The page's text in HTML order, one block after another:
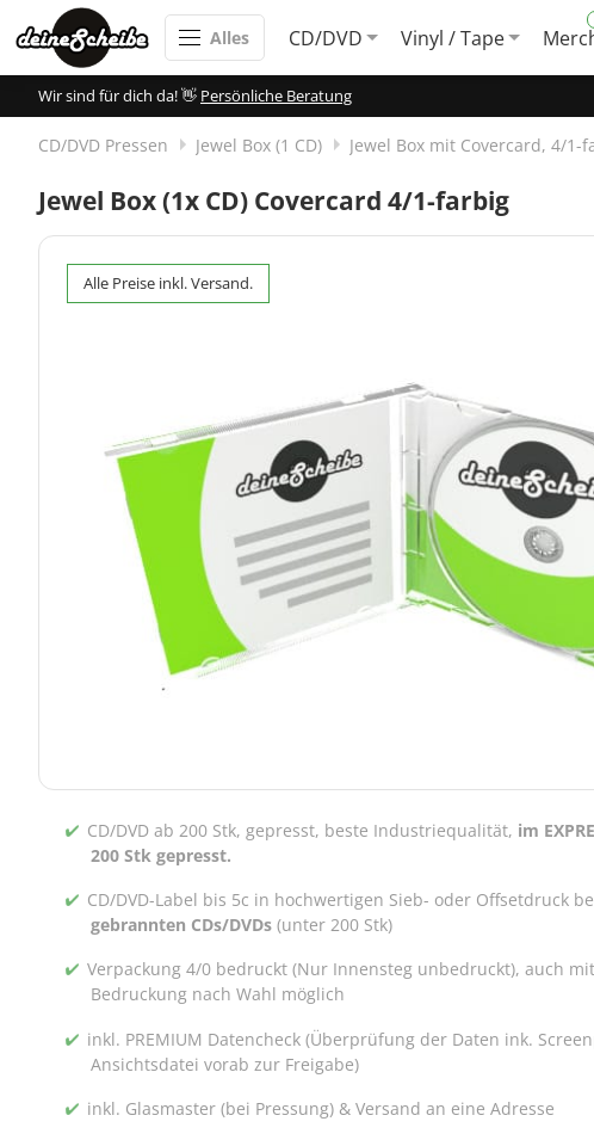
Alles CD/DVD Vinyl / Tape
Wir sind für dich da! 👋 Persönliche Beratung
CD/DVD Pressen Jewel Box (1 CD) Jewel Box mit Covercard, 4/1-
Jewel Box (1x CD) Covercard 4/1-farbig
Alle Preise inkl. Versand.
CD/DVD ab 200 Stk, gepresst, beste Industriequalität, im
200 Stk gepresst.
CD/DVD-Label bis 5c in hochwertigen Sieb- oder Offsetdruck
gebrannten CDs/DVDs(unter 200 Stk)
Verpackung 4/0 bedruckt (Nur Innensteg unbedruckt), auch
Bedruckung nach Wahl möglich
inkl. PREMIUM Datencheck (Überprüfung der Daten ink.
Ansichtsdatei vorab zur Freigabe)
inkl. Glasmaster (bei Pressung) & Versand an eine Adresse